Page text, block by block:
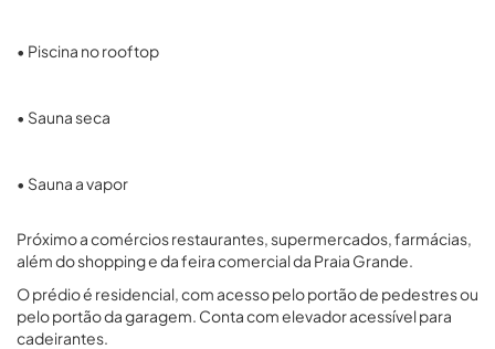
• Piscina no rooftop
• Sauna seca
• Sauna a vapor
Próximo a comércios restaurantes, supermercados, farmácias,
além do shopping e da feira comercial da Praia Grande.
O prédio é residencial, com acesso pelo portão de pedestres ou
pelo portão da garagem. Conta com elevador acessível para
cadeirantes.